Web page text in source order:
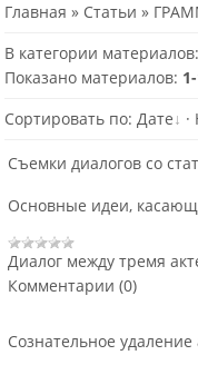
Главная » Статьи »
В категории материалов:
Показано материалов:
Сортировать по: Дате ·
Съемки диалогов со
Основные идеи,
Диалог между тремя
Комментарии (0)
Сознательное удаление